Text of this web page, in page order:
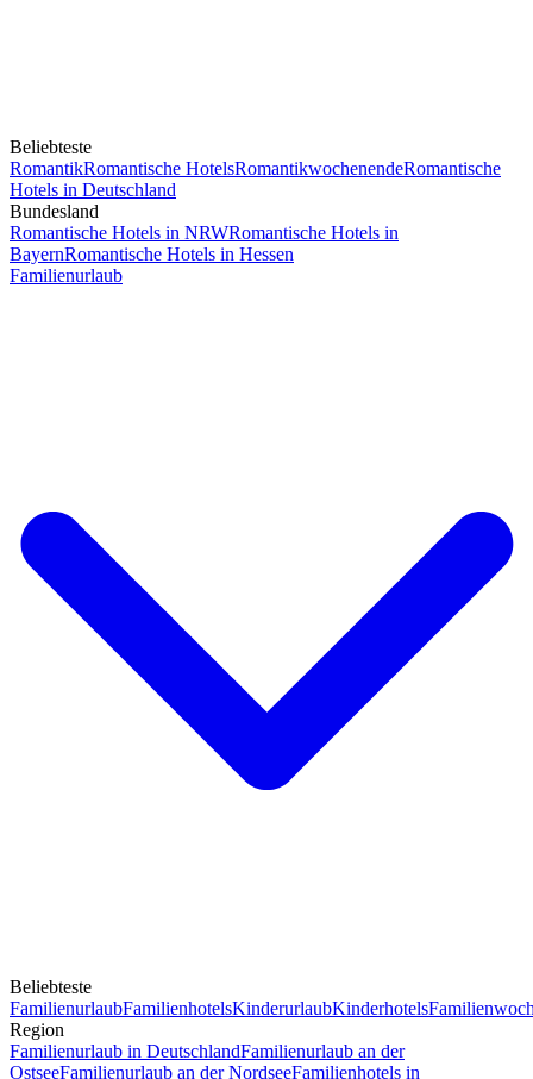
Beliebteste
RomantikRomantische HotelsRomantikwochenendeRomantische
Hotels in Deutschland
Bundesland
Romantische Hotels in NRWRomantische Hotels in
BayernRomantische Hotels in Hessen
Familienurlaub
Beliebteste
FamilienurlaubFamilienhotelsKinderurlaubKinderhotels
Region
Familienurlaub in DeutschlandFamilienurlaub an der
OstseeFamilienurlaub an der NordseeFamilienhotels in